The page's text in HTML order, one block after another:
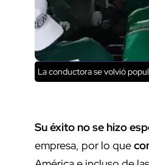
La conductora se volvió
Su éxito no se hizo
empresa, por lo que